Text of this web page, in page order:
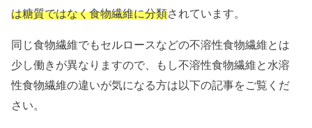
は糖質ではなく食物繊維に分類されています。
同じ食物繊維でもセルロースなどの不溶性食物繊維とは
少し働きが異なりますので、もし不溶性食物繊維と水溶
性食物繊維の違いが気になる方は以下の記事をご覧くだ
さい。